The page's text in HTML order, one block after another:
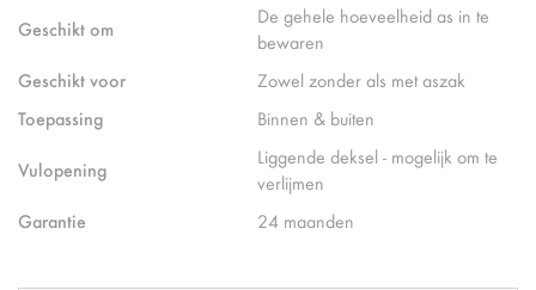
Geschikt om
De gehele hoeveelheid as in te
bewaren
Geschikt voor
Zowel zonder als met aszak
Toepassing
Binnen & buiten
Vulopening
Liggende deksel - mogelijk om te
verlijmen
Garantie
24 maanden